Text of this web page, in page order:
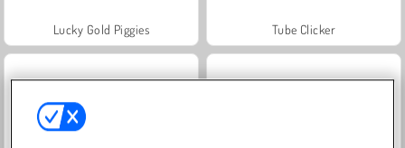
Lucky Gold Piggies Tube Clicker